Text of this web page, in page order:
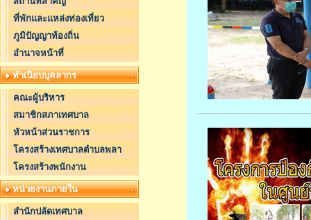
ที่พักและแหล่งท่องเที่ยว
ภูมิปัญญาท้องถิ่น
อำนาจหน้าที่
ทำเนียบบุคลากร
คณะผู้บริหาร
สมาชิกสภาเทศบาล
หัวหน้าส่วนราชการ
โครงสร้างเทศบาลตำบลพลา
โครงสร้างพนักงาน
หน่วยงานภายใน
สำนักปลัดเทศบาล